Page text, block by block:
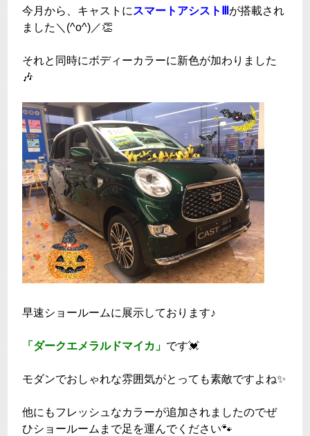
今月から、キャストに スマートアシストⅢ が搭載され
ました＼(^o^)／👏
それと同時にボディーカラーに新色が加わりました
🎶
早速ショールームに展示しております♪
「ダークエメラルドマイカ」 です💓
モダンでおしゃれな雰囲気がとっても素敵ですよね✨
他にもフレッシュなカラーが追加されましたのでぜ
ひショールームまで足を運んでください🐾